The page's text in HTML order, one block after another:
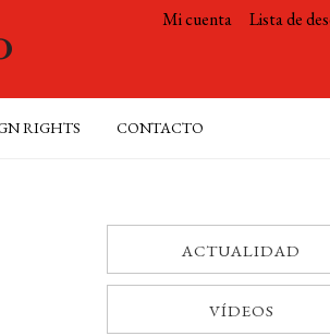
Mi cuenta Lista de
RIGHTS CONTACTO
ACTUALIDAD
VÍDEOS